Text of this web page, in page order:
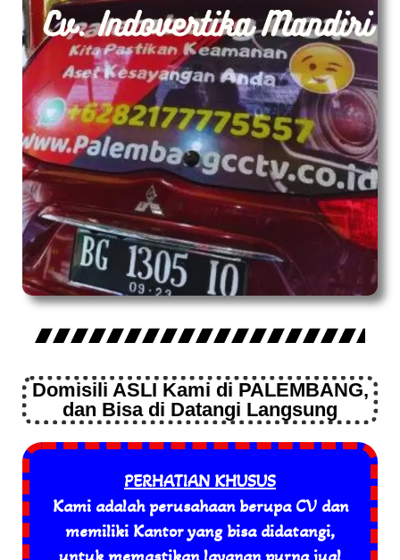
Domisili ASLI Kami di PALEMBANG,
dan Bisa di Datangi Langsung
PERHATIAN KHUSUS
Kami adalah perusahaan berupa CV dan
memiliki Kantor yang bisa didatangi,